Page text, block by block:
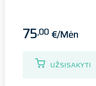
75,00 €/Mėn
UŽSISAKYTI